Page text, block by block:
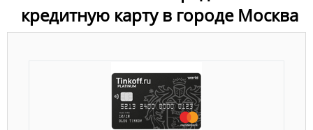
кредитную карту в городе Москва